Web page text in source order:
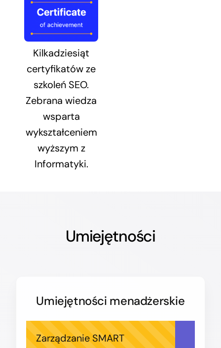
Kilkadziesiąt
certyfikatów ze
szkoleń SEO.
Zebrana wiedza
wsparta
wykształceniem
wyższym z
Informatyki.
Umiejętności
Umiejętności menadżerskie
Zarządzanie SMART